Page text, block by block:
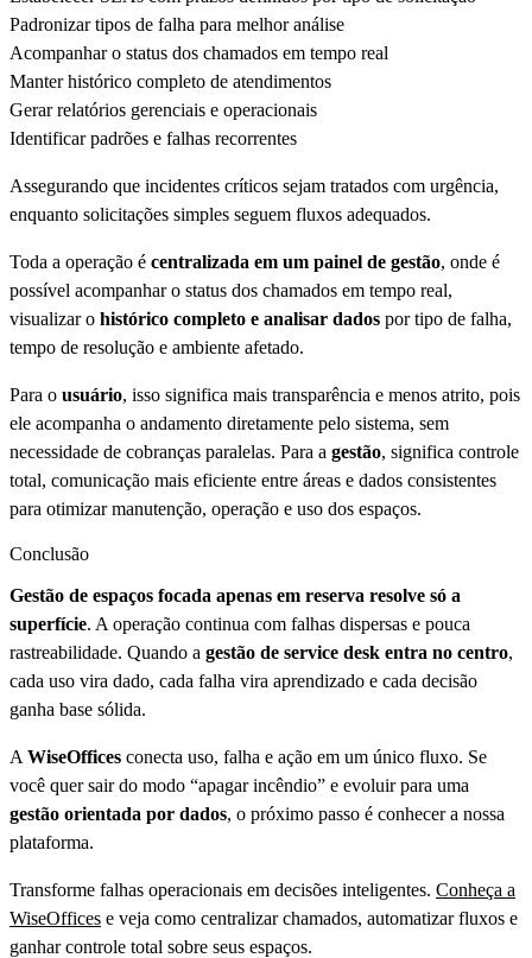
Padronizar tipos de falha para melhor análise
Acompanhar o status dos chamados em tempo real
Manter histórico completo de atendimentos
Gerar relatórios gerenciais e operacionais
Identificar padrões e falhas recorrentes
Assegurando que incidentes críticos sejam tratados com urgência,
enquanto solicitações simples seguem fluxos adequados.
Toda a operação é centralizada em um painel de gestão, onde é
possível acompanhar o status dos chamados em tempo real,
visualizar o histórico completo e analisar dados por tipo de falha,
tempo de resolução e ambiente afetado.
Para o usuário, isso significa mais transparência e menos atrito, pois
ele acompanha o andamento diretamente pelo sistema, sem
necessidade de cobranças paralelas. Para a gestão, significa controle
total, comunicação mais eficiente entre áreas e dados consistentes
para otimizar manutenção, operação e uso dos espaços.
Conclusão
Gestão de espaços focada apenas em reserva resolve só a
superfície. A operação continua com falhas dispersas e pouca
rastreabilidade. Quando a gestão de service desk entra no centro,
cada uso vira dado, cada falha vira aprendizado e cada decisão
ganha base sólida.
A WiseOffices conecta uso, falha e ação em um único fluxo. Se
você quer sair do modo “apagar incêndio” e evoluir para uma
gestão orientada por dados, o próximo passo é conhecer a nossa
plataforma.
Transforme falhas operacionais em decisões inteligentes. Conheça a
WiseOffices e veja como centralizar chamados, automatizar fluxos e
ganhar controle total sobre seus espaços.